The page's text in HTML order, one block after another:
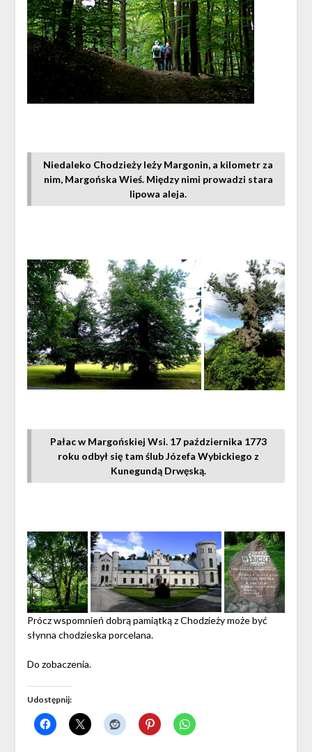
Niedaleko Chodzieży leży Margonin, a kilometr za
nim, Margońska Wieś. Między nimi prowadzi stara
lipowa aleja.
Pałac w Margońskiej Wsi. 17 października 1773
roku odbył się tam ślub Józefa Wybickiego z
Kunegundą Drwęską.
Prócz wspomnień dobrą pamiątką z Chodzieży może być
słynna chodzieska porcelana.
Do zobaczenia.
Udostępnij: